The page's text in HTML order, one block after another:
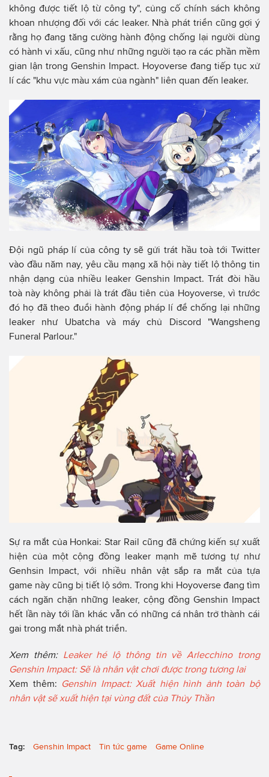
không được tiết lộ từ công ty", củng cố chính sách không
khoan nhượng đối với các leaker. Nhà phát triển cũng gợi ý
rằng họ đang tăng cường hành động chống lại người dùng
có hành vi xấu, cũng như những người tạo ra các phần mềm
gian lận trong Genshin Impact. Hoyoverse đang tiếp tục xử
lí các "khu vực màu xám của ngành" liên quan đến leaker.
Đội ngũ pháp lí của công ty sẽ gửi trát hầu toà tới Twitter
vào đầu năm nay, yêu cầu mạng xã hội này tiết lộ thông tin
nhận dạng của nhiều leaker Genshin Impact. Trát đòi hầu
toà này không phải là trát đầu tiên của Hoyoverse, vì trước
đó họ đã theo đuổi hành động pháp lí để chống lại những
leaker như Ubatcha và máy chủ Discord "Wangsheng
Funeral Parlour."
Sự ra mắt của Honkai: Star Rail cũng đã chứng kiến sự xuất
hiện của một cộng đồng leaker mạnh mẽ tương tự như
Genhsin Impact, với nhiều nhân vật sắp ra mắt của tựa
game này cũng bị tiết lộ sớm. Trong khi Hoyoverse đang tìm
cách ngăn chặn những leaker, cộng đồng Genshin Impact
hết lần này tới lần khác vẫn có những cá nhân trở thành cái
gai trong mắt nhà phát triển.
Xem thêm: Leaker hé lộ thông tin về Arlecchino trong
Genshin Impact: Sẽ là nhân vật chơi được trong tương lai
Xem thêm: Genshin Impact: Xuất hiện hình ảnh toàn bộ
nhân vật sẽ xuất hiện tại vùng đất của Thủy Thần
Tag: Genshin Impact Tin tức game Game Online